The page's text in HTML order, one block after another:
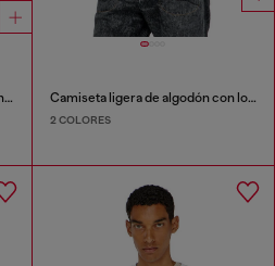
Camiseta de algodón relajada con bordado Oval D Camiseta ligera de algodón con logotipo Oval D metálico
2 COLORES